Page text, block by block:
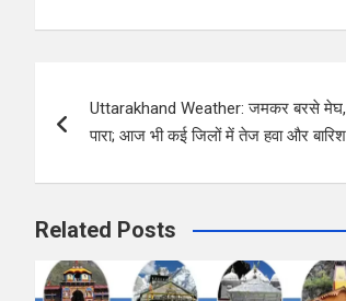
navigation
Uttarakhand Weather: जमकर बरसे मेघ,
पारा; आज भी कई जिलों में तेज हवा और
Related Posts